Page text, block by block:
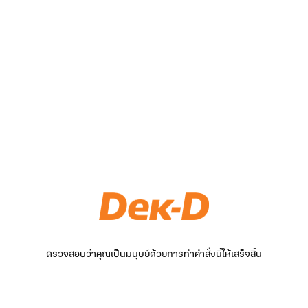
ตรวจสอบว่าคุณเป็นมนุษย์ด้วยการทำคำสั่งนี้ให้เสร็จสิ้น